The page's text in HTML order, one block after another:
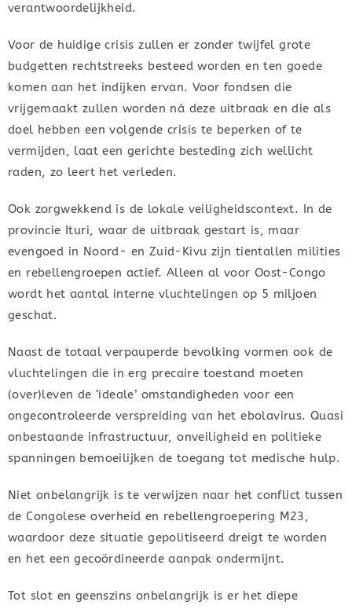
verantwoordelijkheid.
Voor de huidige crisis zullen er zonder twijfel grote
budgetten rechtstreeks besteed worden en ten goede
komen aan het indijken ervan. Voor fondsen die
vrijgemaakt zullen worden ná deze uitbraak en die als
doel hebben een volgende crisis te beperken of te
vermijden, laat een gerichte besteding zich wellicht
raden, zo leert het verleden.
Ook zorgwekkend is de lokale veiligheidscontext. In de
provincie Ituri, waar de uitbraak gestart is, maar
evengoed in Noord- en Zuid-Kivu zijn tientallen milities
en rebellengroepen actief. Alleen al voor Oost-Congo
wordt het aantal interne vluchtelingen op 5 miljoen
geschat.
Naast de totaal verpauperde bevolking vormen ook de
vluchtelingen die in erg precaire toestand moeten
(over)leven de ‘ideale’ omstandigheden voor een
ongecontroleerde verspreiding van het ebolavirus. Quasi
onbestaande infrastructuur, onveiligheid en politieke
spanningen bemoeilijken de toegang tot medische hulp.
Niet onbelangrijk is te verwijzen naar het conflict tussen
de Congolese overheid en rebellengroepering M23,
waardoor deze situatie gepolitiseerd dreigt te worden
en het een gecoördineerde aanpak ondermijnt.
Tot slot en geenszins onbelangrijk is er het diepe